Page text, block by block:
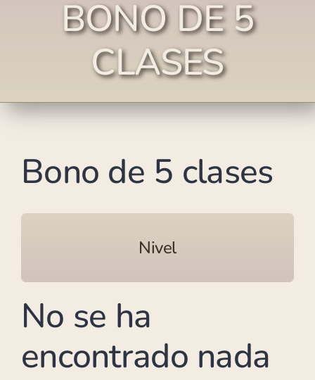
BONO DE 5
CLASES
Bono de 5 clases
Nivel
No se ha
encontrado nada